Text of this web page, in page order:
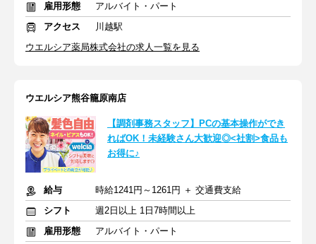
雇用形態
アルバイト・パート
アクセス
川越駅
ウエルシア薬局株式会社の求人一覧を見る
ウエルシア熊谷籠原南店
【調剤事務スタッフ】PCの基本操作ができ
ればOK！未経験さん大歓迎◎<社割>食品も
お得に♪
給与
時給1241円～1261円 ＋ 交通費支給
シフト
週2日以上 1日7時間以上
雇用形態
アルバイト・パート